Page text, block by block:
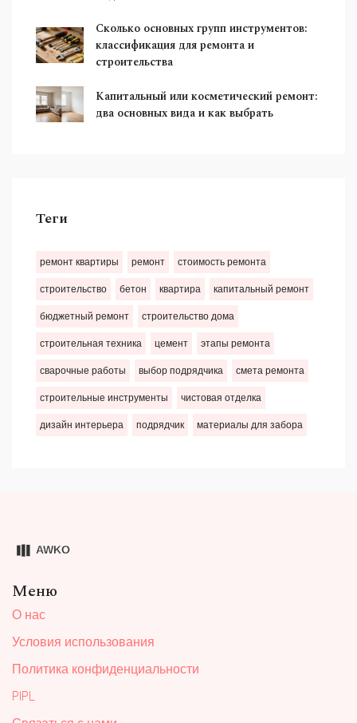
Сколько основных групп инструментов:
классификация для ремонта и
строительства
Капитальный или косметический ремонт:
два основных вида и как выбрать
Теги
ремонт квартиры ремонт стоимость ремонта
строительство бетон квартира капитальный ремонт
бюджетный ремонт строительство дома
строительная техника цемент этапы ремонта
сварочные работы выбор подрядчика смета ремонта
строительные инструменты чистовая отделка
дизайн интерьера подрядчик материалы для забора
Меню
О нас
Условия использования
Политика конфиденциальности
PIPL